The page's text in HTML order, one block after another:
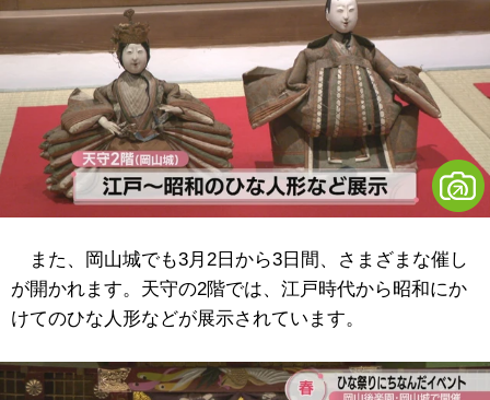
また、岡山城でも3月2日から3日間、さまざまな催し
が開かれます。天守の2階では、江戸時代から昭和にか
けてのひな人形などが展示されています。